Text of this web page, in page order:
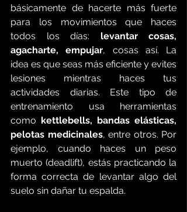
básicamente de hacerte más fuerte
para los movimientos que haces
todos los días: levantar cosas,
agacharte, empujar, cosas así. La
idea es que seas más eficiente y evites
lesiones mientras haces tus
actividades diarias. Este tipo de
entrenamiento usa herramientas
como kettlebells, bandas elásticas,
pelotas medicinales, entre otros. Por
ejemplo, cuando haces un peso
muerto (deadlift), estás practicando la
forma correcta de levantar algo del
suelo sin dañar tu espalda.